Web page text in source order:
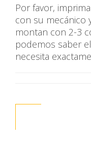
Por favor,
con su mecánico
montan con 2-3
podemos saber
necesita